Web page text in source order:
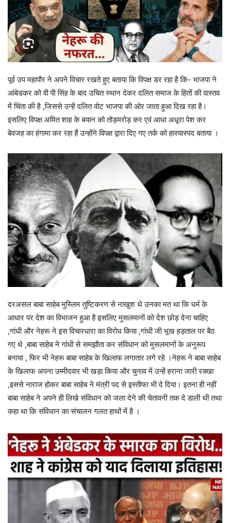
पूर्व उप महापौर ने अपने विचार रखते हुए बताया कि विपक्ष डर रहा है कि- भाजपा ने
आंबेडकर को वी पी सिंह के बाद उचित स्थान देकर दलित समाज के हितों की वास्तव
में चिंता की है ,जिससे उन्हें दलित वोट भाजपा की ओर जाता हुआ दिख रहा है।
इसलिए विपक्ष अमित शाह के बयान को तोड़मरोड़ कर एवं आधा अधूरा पेश कर
बेवजह का हंगामा कर रहा हैं उन्होंने विपक्ष द्वारा दिए गए तर्क को हास्यास्पद बताया ।
दरअसल बाबा साहेब मुस्लिम तुष्टिकरण से नाखुश थे उनका मत था कि धर्म के
आधार पर देश का विभाजन हुआ है इसलिए मुसलमानों को देश छोड़ देना चाहिए
,गांधी और नेहरू ने इस विचारधारा का विरोध किया ,गांधी जी भूख हड़ताल पर बैठ
गए थे ,बाबा साहेब ने गांधी से समझौता कर संविधान को मुसलमानों के अनुरूप
बनाया , फिर भी नेहरू बाबा साहेब के खिलाफ लगातार लगे रहे ।नेहरू ने बाबा साहेब
के खिलाफ अपना उम्मीदवार भी खड़ा किया और चुनाव में उन्हें हराना जारी रक्खा
,इससे नाराज होकर बाबा साहेब ने मंत्री पद से इस्तीफा भी दे दिया। इतना ही नहीं
बाबा साहेब ने अपने ही लिखे संविधान को जला देने की चेतावनी तक दे डाली थी तथा
कहा था कि संविधान का संचालन गलत हाथों में है ।